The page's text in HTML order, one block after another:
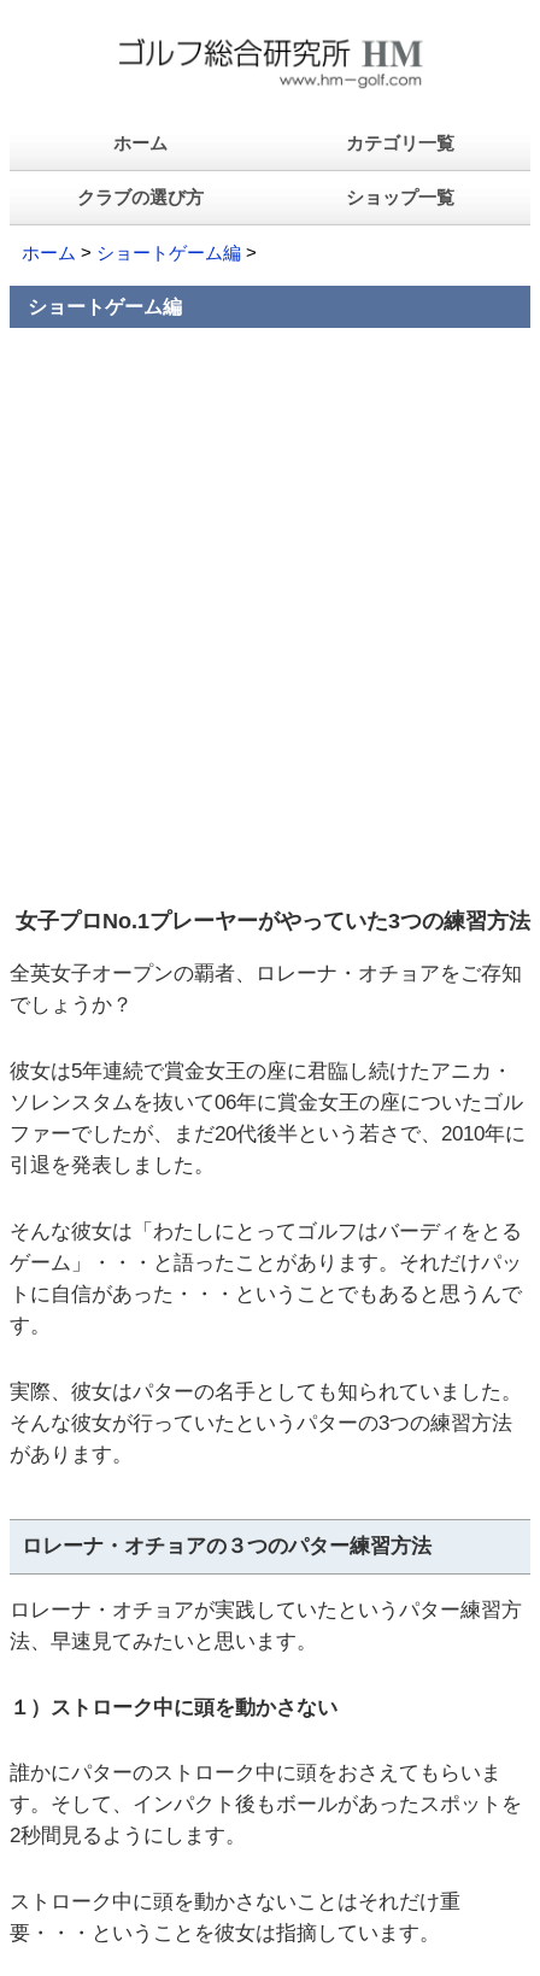
ホーム カテゴリ一覧
クラブの選び方 ショップ一覧
ホーム > ショートゲーム編 >
ショートゲーム編
女子プロNo.1プレーヤーがやっていた3つの練習方法
全英女子オープンの覇者、ロレーナ・オチョアをご存知
でしょうか？
彼女は5年連続で賞金女王の座に君臨し続けたアニカ・
ソレンスタムを抜いて06年に賞金女王の座についたゴル
ファーでしたが、まだ20代後半という若さで、2010年に
引退を発表しました。
そんな彼女は「わたしにとってゴルフはバーディをとる
ゲーム」・・・と語ったことがあります。それだけパッ
トに自信があった・・・ということでもあると思うんで
す。
実際、彼女はパターの名手としても知られていました。
そんな彼女が行っていたというパターの3つの練習方法
があります。
ロレーナ・オチョアの３つのパター練習方法
ロレーナ・オチョアが実践していたというパター練習方
法、早速見てみたいと思います。
１）ストローク中に頭を動かさない
誰かにパターのストローク中に頭をおさえてもらいま
す。そして、インパクト後もボールがあったスポットを
2秒間見るようにします。
ストローク中に頭を動かさないことはそれだけ重
要・・・ということを彼女は指摘しています。